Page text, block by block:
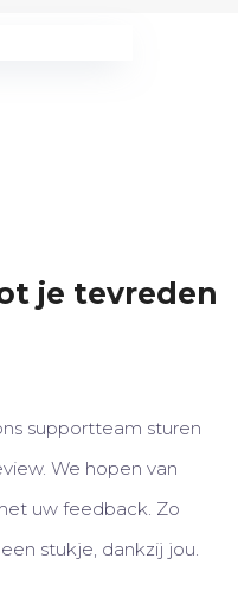
je tevreden
supportteam sturen
We hopen van
uw feedback. Zo
stukje, dankzij jou.